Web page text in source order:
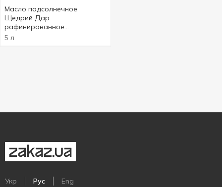
Масло подсолнечное
Щедрий Дар
рафинированное
дезодорированное
5 л
Укр Рус Eng